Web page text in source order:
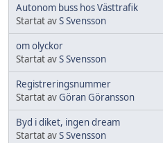
Autonom buss hos Västtrafik
Startat avS Svensson
om olyckor
Startat avS Svensson
Registreringsnummer
Startat avGöran Göransson
Byd i diket, ingen dream
Startat avS Svensson